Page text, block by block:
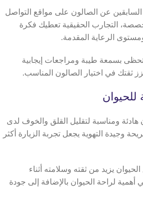
السابقين عن الصالون على مواقع التواصل
التجارب الحقيقية تعطيك فكرة
الرعاية المقدمة.
بسمعة طيبة ومراجعات إيجابية
ثقتك في اختيار الصالون المناسب.
ومناسبة لتقليل القلق والخوف لدى
وجيدة التهوية يجعل تجربة الزيارة أكثر
يزيد من ثقته وسلامته أثناء
أهمية لراحة الحيوان بالإضافة إلى جودة